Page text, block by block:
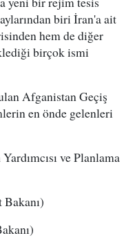
biri İran'a ait
hem de diğer
birçok ismi
Afganistan Geçiş
en önde gelenleri
ve Planlama